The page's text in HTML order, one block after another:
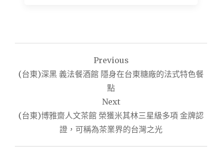
章
覽
Previous
(台東)深黑 義法餐酒館 隱身在台東糖廠的法式特色餐
點
Next
(台東)博雅齋人文茶館 榮獲米其林三星級多項 金牌認
證，可稱為茶業界的台灣之光